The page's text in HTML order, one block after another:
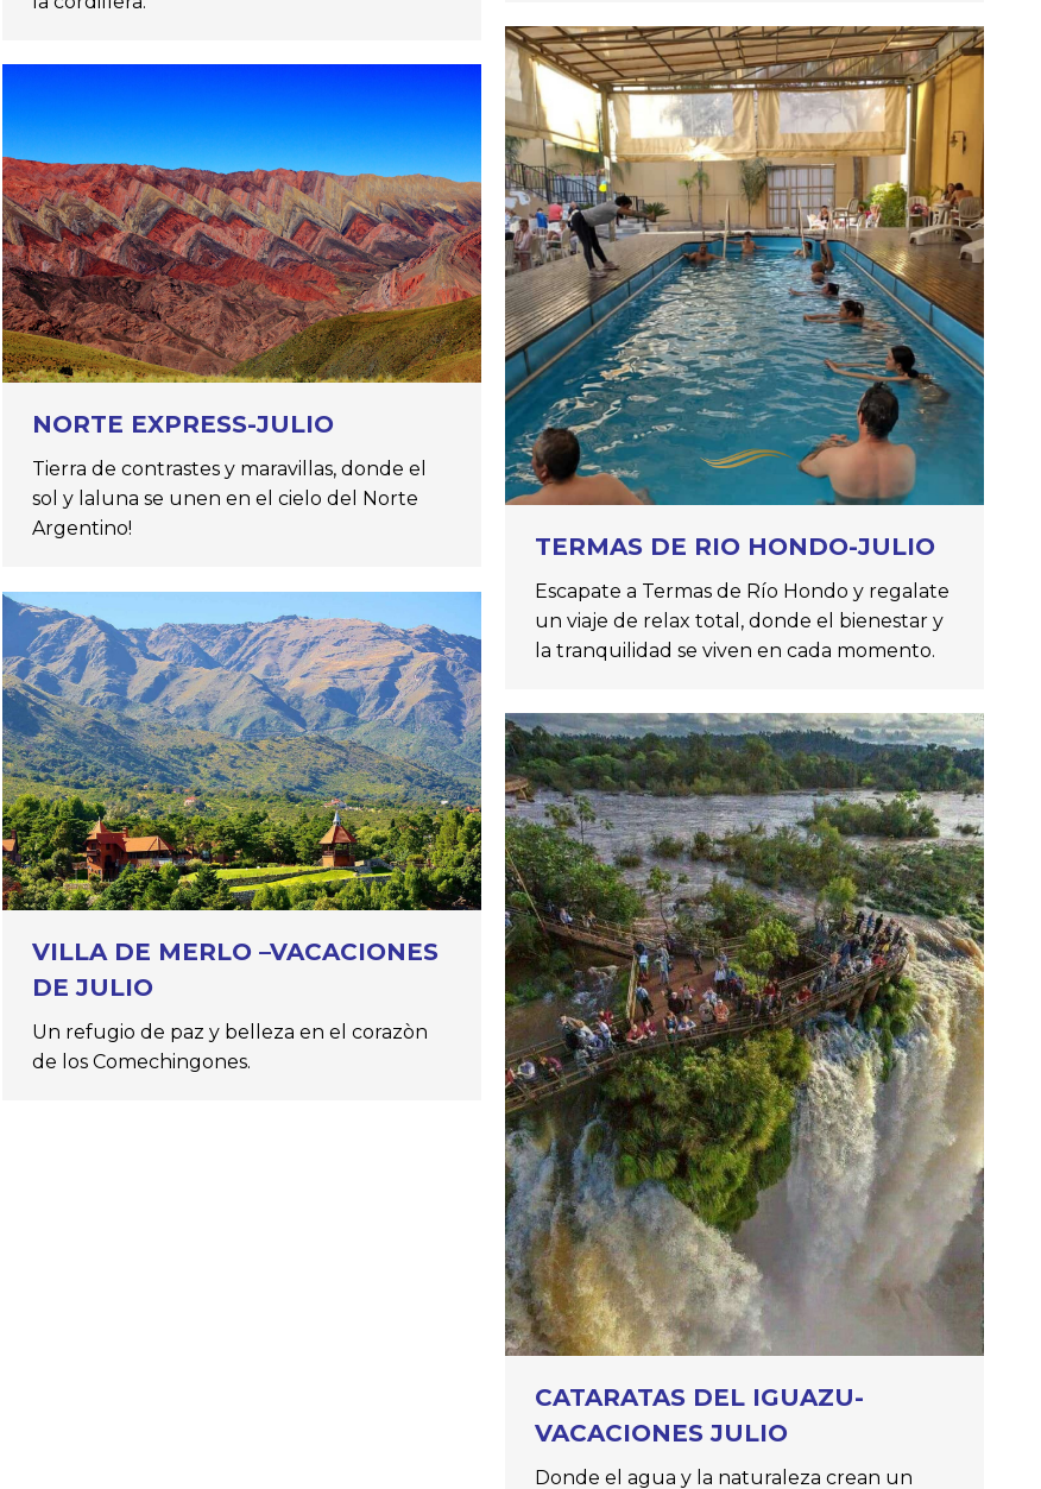
TERMAS DE RIO HONDO-JULIO
Escapate a Termas de Río Hondo y regalate
un viaje de relax total, donde el bienestar y
la tranquilidad se viven en cada momento.
NORTE EXPRESS-JULIO
Tierra de contrastes y maravillas, donde el
sol y laluna se unen en el cielo del Norte
Argentino!
VILLA DE MERLO –VACACIONES
DE JULIO
Un refugio de paz y belleza en el corazòn
de los Comechingones.
CATARATAS DEL IGUAZU-
VACACIONES JULIO
Donde el agua y la naturaleza crean un